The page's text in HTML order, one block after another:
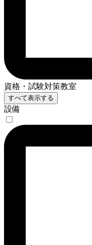
資格・試験対策教室
すべて表示する
設備